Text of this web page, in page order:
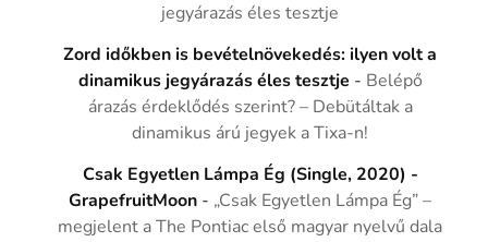
jegyárazás éles tesztje
Zord időkben is bevételnövekedés: ilyen volt a
dinamikus jegyárazás éles tesztje - Belépő
árazás érdeklődés szerint? – Debütáltak a
dinamikus árú jegyek a Tixa-n!
Csak Egyetlen Lámpa Ég (Single, 2020) -
GrapefruitMoon - „Csak Egyetlen Lámpa Ég” –
megjelent a The Pontiac első magyar nyelvű dala